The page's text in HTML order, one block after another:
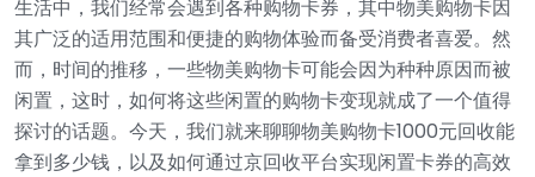
生活中，我们经常会遇到各种购物卡券，其中物美购物卡因
其广泛的适用范围和便捷的购物体验而备受消费者喜爱。然
而，时间的推移，一些物美购物卡可能会因为种种原因而被
闲置，这时，如何将这些闲置的购物卡变现就成了一个值得
探讨的话题。今天，我们就来聊聊物美购物卡1000元回收能
拿到多少钱，以及如何通过京回收平台实现闲置卡券的高效